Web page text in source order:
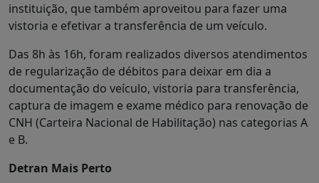
instituição, que também aproveitou para fazer uma
vistoria e efetivar a transferência de um veículo.
Das 8h às 16h, foram realizados diversos atendimentos
de regularização de débitos para deixar em dia a
documentação do veículo, vistoria para transferência,
captura de imagem e exame médico para renovação de
CNH (Carteira Nacional de Habilitação) nas categorias A
e B.
Detran Mais Perto